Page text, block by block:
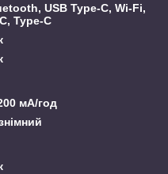
USB Type-C, Wi-Fi,
Type-C
мА/год